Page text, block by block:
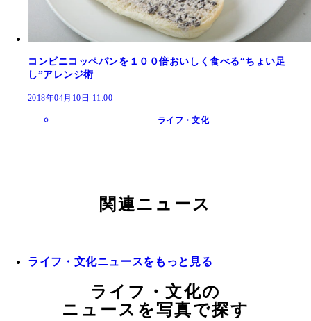
コンビニコッペパンを１００倍おいしく食べる“ちょい足
し”アレンジ術
2018年04月10日 11:00
ライフ・文化
関連ニュース
ライフ・文化ニュースをもっと見る
ライフ・文化の
ニュースを写真で探す